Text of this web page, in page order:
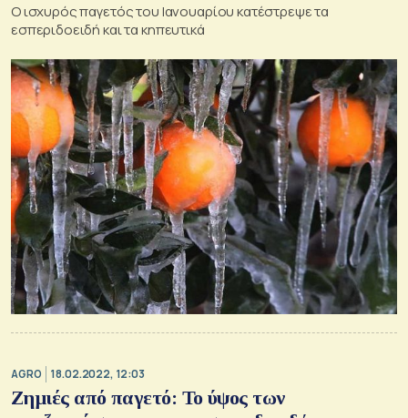
Ο ισχυρός παγετός του Ιανουαρίου κατέστρεψε τα
εσπεριδοειδή και τα κηπευτικά
AGRO 18.02.2022, 12:03
Ζημιές από παγετό: Το ύψος των